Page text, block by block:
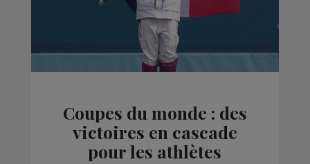
Coupes du monde : des
victoires en cascade
pour les athlètes